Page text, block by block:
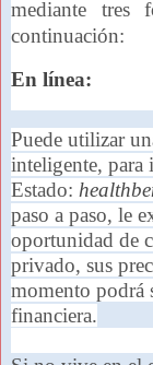
mediante tres
continuación:
En línea:
Puede utilizar
inteligente, para
Estado:
paso a paso, le
oportunidad de
privado, sus
momento podrá
financiera.